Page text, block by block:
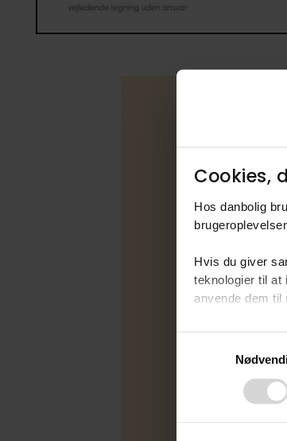
Cookies,
Hos danbolig
Hvis du giver
teknologier til at
anvende dem
Ved at klikke
tilbagekalde dit